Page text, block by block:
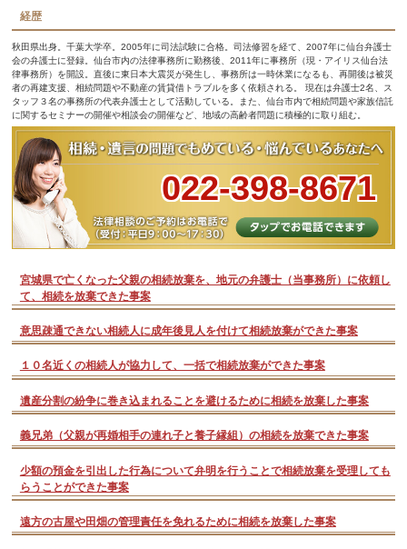
経歴
秋田県出身。千葉大学卒。2005年に司法試験に合格。司法修習を経て、2007年に仙台弁護士
会の弁護士に登録。仙台市内の法律事務所に勤務後、2011年に事務所（現・アイリス仙台法
律事務所）を開設。直後に東日本大震災が発生し、事務所は一時休業になるも、再開後は被災
者の再建支援、相続問題や不動産の賃貸借トラブルを多く依頼される。 現在は弁護士2名、ス
タッフ３名の事務所の代表弁護士として活動している。また、仙台市内で相続問題や家族信託
に関するセミナーの開催や相談会の開催など、地域の高齢者問題に積極的に取り組む。
022-398-8671
宮城県で亡くなった父親の相続放棄を、地元の弁護士（当事務所）に依頼し
て、相続を放棄できた事案
意思疎通できない相続人に成年後見人を付けて相続放棄ができた事案
１０名近くの相続人が協力して、一括で相続放棄ができた事案
遺産分割の紛争に巻き込まれることを避けるために相続を放棄した事案
義兄弟（父親が再婚相手の連れ子と養子縁組）の相続を放棄できた事案
少額の預金を引出した行為について弁明を行うことで相続放棄を受理しても
らうことができた事案
遠方の古屋や田畑の管理責任を免れるために相続を放棄した事案